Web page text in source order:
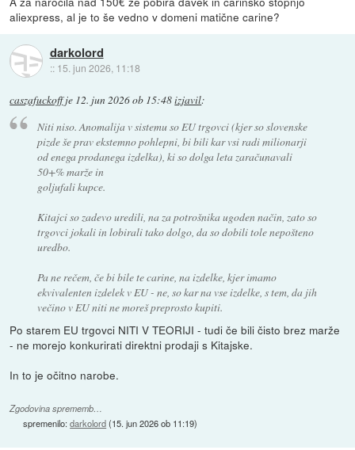
aliexpress, al je to še vedno v domeni matične carine?
darkolord
:: 15. jun 2026, 11:18
caszafuckoffje 12. jun 2026 ob 15:48izjavil:
Niti niso. Anomalija v sistemu so EU trgovci (kjer so slovenske
pizde še prav ekstemno pohlepni, bi bili kar vsi radi milionarji
od enega prodanega izdelka), ki so dolga leta zaračunavali
50+% marže in
goljufali kupce.
Kitajci so zadevo uredili, na za potrošnika ugoden način, zato so
trgovci jokali in lobirali tako dolgo, da so dobili tole nepošteno
uredbo.
Pa ne rečem, če bi bile te carine, na izdelke, kjer imamo
ekvivalenten izdelek v EU - ne, so kar na vse izdelke, s tem, da jih
večino v EU niti ne moreš preprosto kupiti.
Po starem EU trgovci NITI V TEORIJI - tudi če bili čisto brez marže
- ne morejo konkurirati direktni prodaji s Kitajske.
In to je očitno narobe.
Zgodovina sprememb…
spremenilo:darkolord(15. jun 2026 ob 11:19)